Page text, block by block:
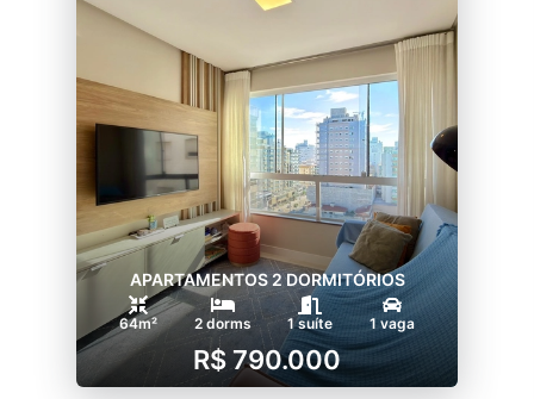
APARTAMENTOS 2 DORMITÓRIOS
64m² 2 dorms 1 suíte 1 vaga
R$ 790.000